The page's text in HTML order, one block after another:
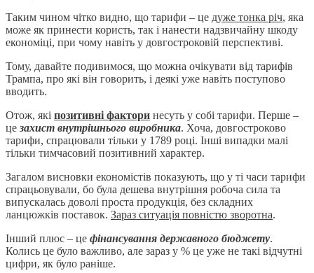
Таким чином чітко видно, що тарифи – це дуже тонка річ, яка
може як принести користь, так і нанести надзвичайну шкоду
економіці, при чому навіть у довгостроковій перспективі.
Тому, давайте подивимося, що можна очікувати від тарифів
Трампа, про які він говорить, і деякі уже навіть поступово
вводить.
Отож, які позитивні фактори несуть у собі тарифи. Перше –
це захист внутрішнього виробника. Хоча, довгостроково
тарифи, спрацювали тільки у 1789 році. Інші випадки малі
тільки тимчасовий позитивний характер.
Загалом висновки економістів показують, що у ті часи тарифи
спрацьовували, бо була дешева внутрішня робоча сила та
випускалась доволі проста продукція, без складних
ланцюжків поставок. Зараз ситуація повністю зворотна.
Інший плюс – це фінансування державного бюджету.
Колись це було важливо, але зараз у % це уже не такі відчутні
цифри, як було раніше.